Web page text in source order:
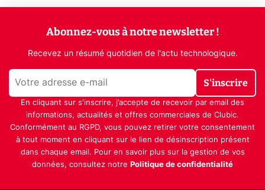
Abonnez-vous à notre newsletter !
Recevez un résumé quotidien de l'actu technologique.
S'inscrire
En cliquant sur s'inscrire, j’accepte de recevoir par email des
informations, actualités et offres commerciales de Clubic.
Conformément au RGPD, vous pouvez retirer votre consentement
à tout moment en cliquant sur le lien de désinscription présent
dans chaque email. Pour en savoir plus sur la gestion de vos
données, consultez notre Politique de confidentialité